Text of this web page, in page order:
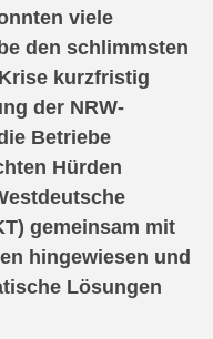
viele
den schlimmsten
kurzfristig
der NRW-
Betriebe
Hürden
gemeinsam mit
hingewiesen und
Lösungen